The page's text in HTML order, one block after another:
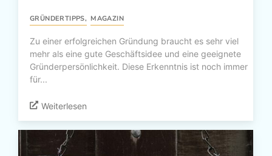
GRÜNDERTIPPS, MAGAZIN
Zu einer erfolgreichen Gründung braucht es sehr viel
mehr als eine gute Geschäftsidee und eine geeignete
Gründerpersönlichkeit. Diese Erkenntnis ist noch immer
für...
Weiterlesen